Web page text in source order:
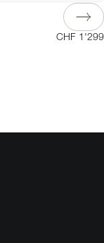
CHF 1'299